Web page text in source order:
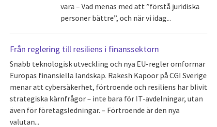
vara – Vad menas med att ”förstå juridiska
personer bättre”, och när vi idag...
Från reglering till resiliens i finanssektorn
Snabb teknologisk utveckling och nya EU-regler omformar
Europas finansiella landskap. Rakesh Kapoor på CGI Sverige
menar att cybersäkerhet, förtroende och resiliens har blivit
strategiska kärnfrågor – inte bara för IT-avdelningar, utan
även för företagsledningar. – Förtroende är den nya
valutan...